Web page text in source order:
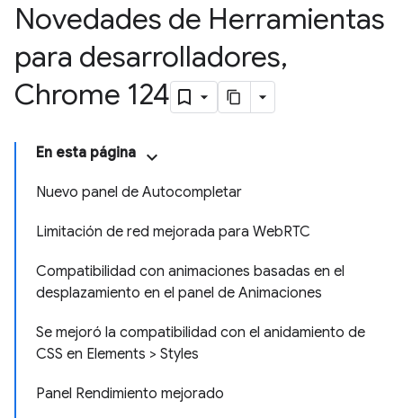
Novedades de Herramientas
para desarrolladores,
Chrome 124
En esta página
Nuevo panel de Autocompletar
Limitación de red mejorada para WebRTC
Compatibilidad con animaciones basadas en el
desplazamiento en el panel de Animaciones
Se mejoró la compatibilidad con el anidamiento de
CSS en Elements > Styles
Panel Rendimiento mejorado